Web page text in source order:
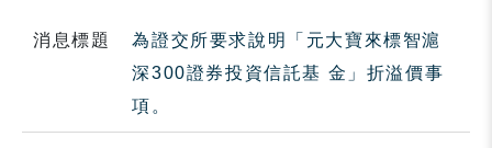
消息標題
為證交所要求說明「元大寶來標智滬
深300證券投資信託基 金」折溢價事
項。